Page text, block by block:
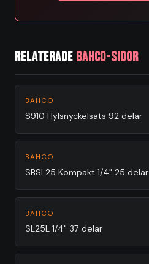
Relaterade Bahco-sidor
BAHCO
S910 Hylsnyckelsats 92 delar
BAHCO
SBSL25 Kompakt 1/4" 25 delar
BAHCO
SL25L 1/4" 37 delar